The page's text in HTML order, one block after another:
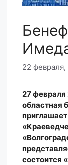
22 февраля,
27 февраля
областная
состоится